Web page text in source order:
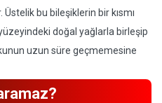
Üstelik bu bileşiklerin bir kısmı
doğal yağlarla birleşip
uzun süre geçmemesine